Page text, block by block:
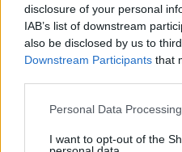
disclosure of your personal
IAB’s list of downstream
also be disclosed by us to
Downstream Participants that
Please note that this website/
not limited to your visit or
Personal Data
I want to opt-out of the
2022. Április. 18. 18:43
Avagy a Marvel húsvéti
HATALMAS CAMEÓT
STRANGE LEGÚJABB
Látványból nem lesz hiány.
ELŐZETESE